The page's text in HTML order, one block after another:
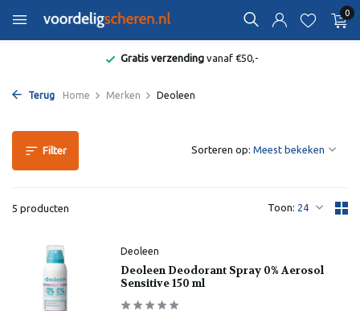
0
Gratis verzendingvanaf €50,-
Terug Home Merken Deoleen
Filter
5 producten Toon:
Sorteren op:
Deoleen
Deoleen Deodorant Spray 0% Aerosol
Sensitive 150 ml